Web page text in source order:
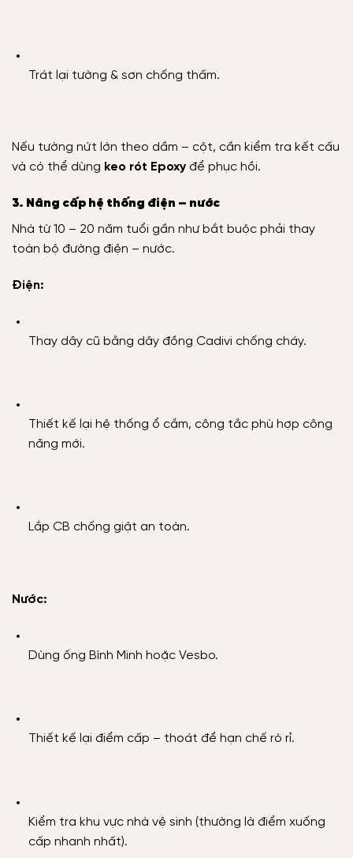
Trát lại tường & sơn chống thấm.
Nếu tường nứt lớn theo dầm – cột, cần kiểm tra kết cấu
và có thể dùng keo rót Epoxy để phục hồi.
3. Nâng cấp hệ thống điện – nước
Nhà từ 10 – 20 năm tuổi gần như bắt buộc phải thay
toàn bộ đường điện – nước.
Điện:
Thay dây cũ bằng dây đồng Cadivi chống cháy.
Thiết kế lại hệ thống ổ cắm, công tắc phù hợp công
năng mới.
Lắp CB chống giật an toàn.
Nước:
Dùng ống Bình Minh hoặc Vesbo.
Thiết kế lại điểm cấp – thoát để hạn chế rò rỉ.
Kiểm tra khu vực nhà vệ sinh (thường là điểm xuống
cấp nhanh nhất).